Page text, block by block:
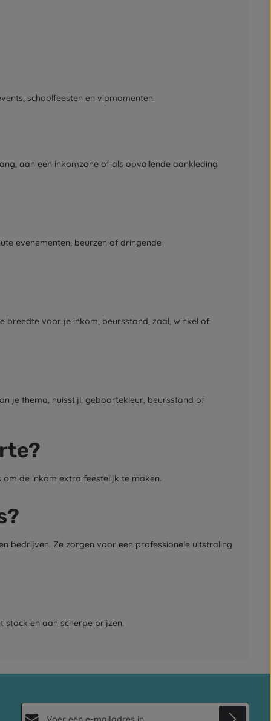
schoolfeesten en vipmomenten.
aan een inkomzone of als opvallende aankleding
evenementen, beurzen of dringende
breedte voor je inkom, beursstand, zaal, winkel of
je thema, huisstijl, geboortekleur, beursstand of
de inkom extra feestelijk te maken.
bedrijven. Ze zorgen voor een professionele uitstraling
stock en aan scherpe prijzen.